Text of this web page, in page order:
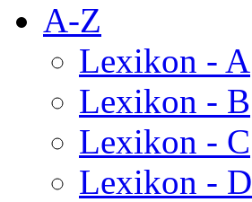
A-Z
Lexikon - A
Lexikon - B
Lexikon - C
Lexikon - D